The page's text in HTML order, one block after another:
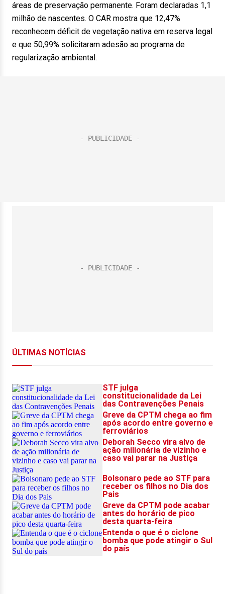
áreas de preservação permanente. Foram declaradas 1,1
milhão de nascentes. O CAR mostra que 12,47%
reconhecem déficit de vegetação nativa em reserva legal
e que 50,99% solicitaram adesão ao programa de
regularização ambiental.